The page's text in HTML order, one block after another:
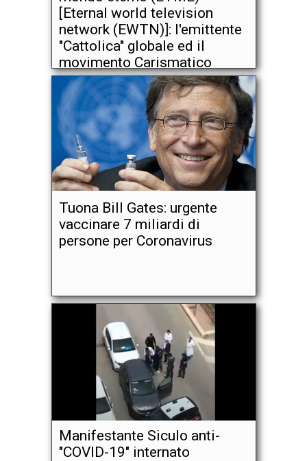
[Eternal world television
network (EWTN)]: l'emittente
"Cattolica" globale ed il
movimento Carismatico
Tuona Bill Gates: urgente
vaccinare 7 miliardi di
persone per Coronavirus
Manifestante Siculo anti-
"COVID-19" internato